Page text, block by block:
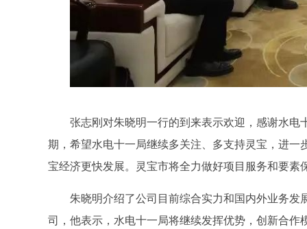
张志刚对朱晓明一行的到来表示欢迎，感谢水
期，希望水电十一局继续多关注、多支持灵宝，进
宝经济更快发展。灵宝市将全力做好项目服务和要
朱晓明介绍了公司目前综合实力和国内外业务
司，他表示，水电十一局将继续发挥优势，创新合